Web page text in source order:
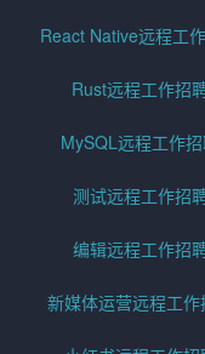
React Native远程工
Rust远程工作招
MySQL远程工作
测试远程工作招
编辑远程工作招
新媒体运营远程工作